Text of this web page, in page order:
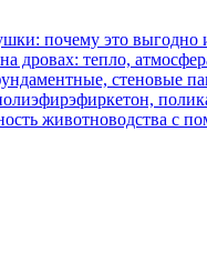
почему это выгодно
дровах: тепло,
стеновые
животноводства с